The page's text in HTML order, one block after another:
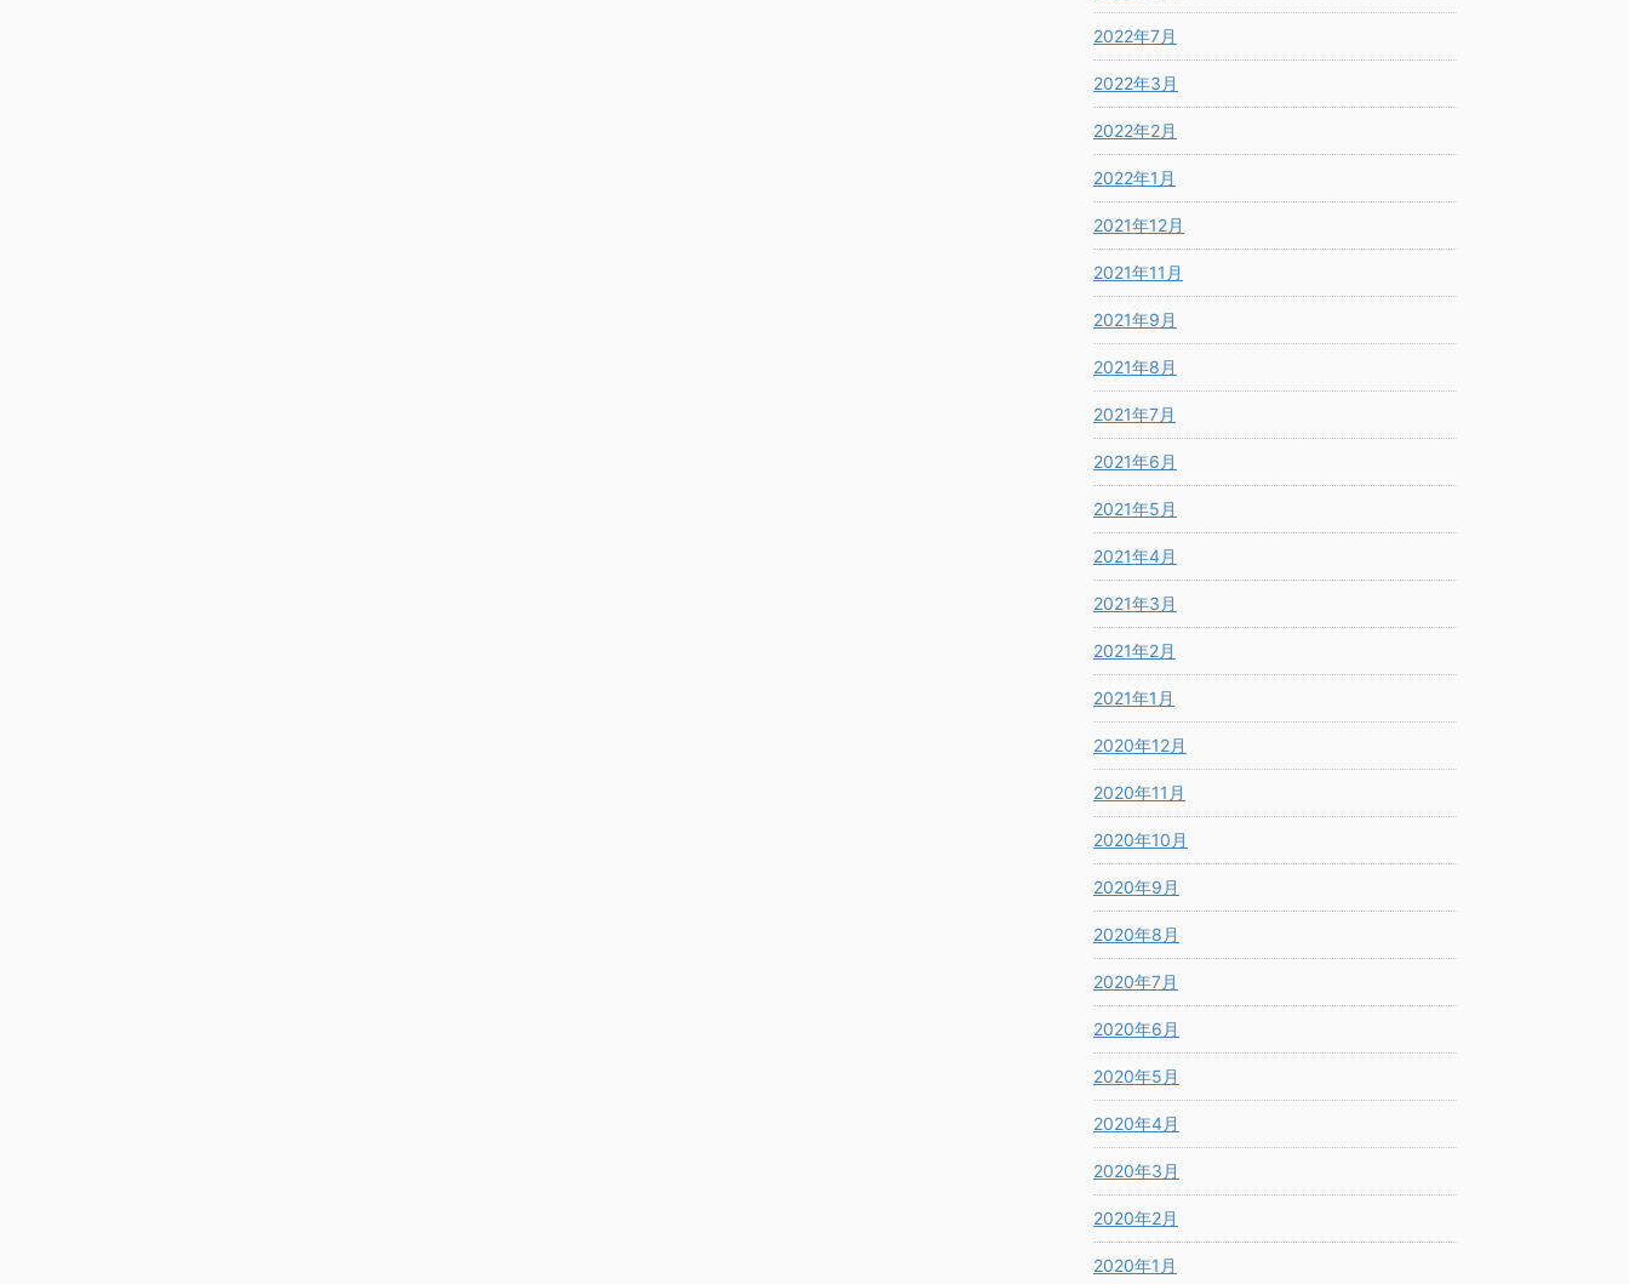
2022年7月
2022年3月
2022年2月
2022年1月
2021年12月
2021年11月
2021年9月
2021年8月
2021年7月
2021年6月
2021年5月
2021年4月
2021年3月
2021年2月
2021年1月
2020年12月
2020年11月
2020年10月
2020年9月
2020年8月
2020年7月
2020年6月
2020年5月
2020年4月
2020年3月
2020年2月
2020年1月